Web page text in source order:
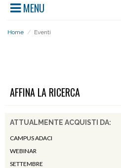
MENU
Home / Eventi
AFFINA LA RICERCA
ATTUALMENTE ACQUISTI DA:
CAMPUS ADACI
WEBINAR
SETTEMBRE